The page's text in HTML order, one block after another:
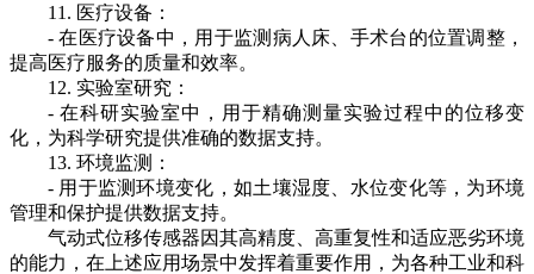
11. 医疗设备：
- 在医疗设备中，用于监测病人床、手术台的位置调整，
提高医疗服务的质量和效率。
12. 实验室研究：
- 在科研实验室中，用于精确测量实验过程中的位移变
化，为科学研究提供准确的数据支持。
13. 环境监测：
- 用于监测环境变化，如土壤湿度、水位变化等，为环境
管理和保护提供数据支持。
气动式位移传感器因其高精度、高重复性和适应恶劣环境
的能力，在上述应用场景中发挥着重要作用，为各种工业和科